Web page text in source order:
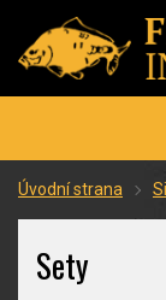
Úvodní strana
Sety